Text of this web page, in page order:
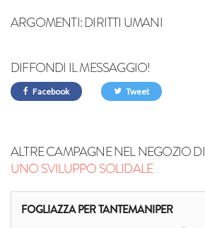
ARGOMENTI:DIRITTI UMANI
DIFFONDI IL MESSAGGIO!
Facebook Tweet
ALTRE CAMPAGNE NEL NEGOZIO DI
UNO SVILUPPO SOLIDALE
FOGLIAZZA PER TANTEMANIPER